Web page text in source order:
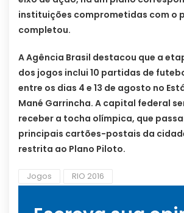
instituições comprometidas com o
completou.
A Agência Brasil destacou que a
dos jogos inclui 10 partidas de
entre os dias 4 e 13 de agosto no
Mané Garrincha. A capital federal
receber a tocha olímpica, que
principais cartões-postais da
restrita ao Plano Piloto.
Jogos RIO 2016